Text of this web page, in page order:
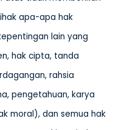
apa-apa hak
lain yang
hak cipta, tanda
rahsia
pengetahuan, karya
moral), dan semua hak